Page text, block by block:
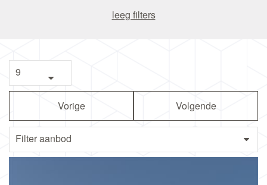
leeg filters
Vorige Volgende